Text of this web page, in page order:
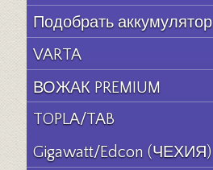
Подобрать аккумулятор
VARTA
ВОЖАК PREMIUM
TOPLA/TAB
Gigawatt/Edcon (ЧЕХИЯ)